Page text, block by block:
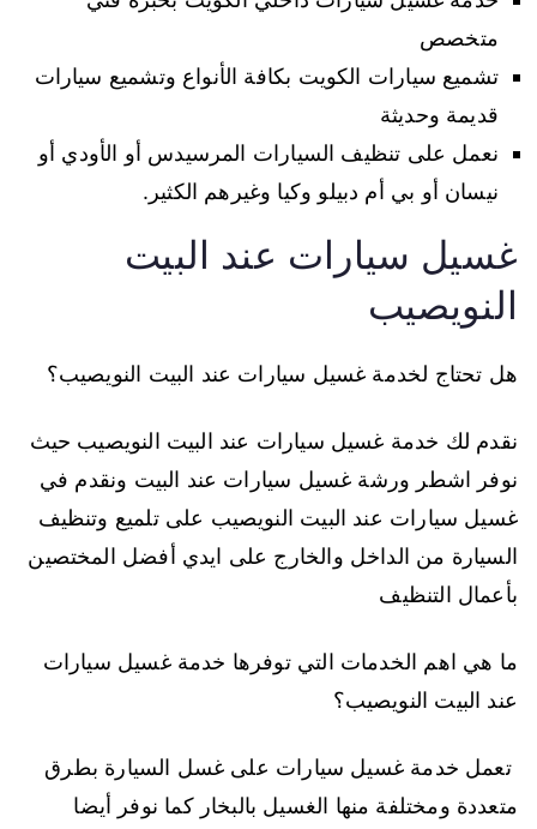
متخصص
تشميع سيارات الكويت بكافة الأنواع وتشميع سيارات
قديمة وحديثة
نعمل على تنظيف السيارات المرسيدس أو الأودي أو
نيسان أو بي أم دبيلو وكيا وغيرهم الكثير.
غسيل سيارات عند البيت
النويصيب
هل تحتاج لخدمة غسيل سيارات عند البيت النويصيب؟
نقدم لك خدمة غسيل سيارات عند البيت النويصيب حيث
نوفر اشطر ورشة غسيل سيارات عند البيت ونقدم في
غسيل سيارات عند البيت النويصيب على تلميع وتنظيف
السيارة من الداخل والخارج على ايدي أفضل المختصين
بأعمال التنظيف
ما هي اهم الخدمات التي توفرها خدمة غسيل سيارات
عند البيت النويصيب؟
تعمل خدمة غسيل سيارات على غسل السيارة بطرق
متعددة ومختلفة منها الغسيل بالبخار كما نوفر أيضا